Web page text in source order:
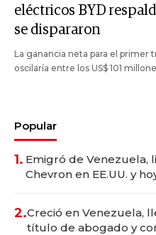
eléctricos BYD
se dispararon
La ganancia neta para el
oscilaría entre los US$ 101
Popular
1. Emigró de Venezuela,
Chevron en EE.UU. y
2.Creció en Venezuela,
título de abogado y